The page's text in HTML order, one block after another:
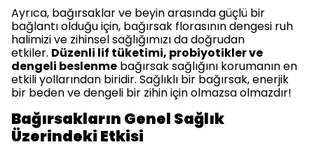
Ayrıca, bağırsaklar ve beyin arasında güçlü bir
bağlantı olduğu için, bağırsak florasının dengesi ruh
halimizi ve zihinsel sağlığımızı da doğrudan
etkiler. Düzenli lif tüketimi, probiyotikler ve
dengeli beslenme bağırsak sağlığını korumanın en
etkili yollarından biridir. Sağlıklı bir bağırsak, enerjik
bir beden ve dengeli bir zihin için olmazsa olmazdır!
Bağırsakların Genel Sağlık
Üzerindeki Etkisi